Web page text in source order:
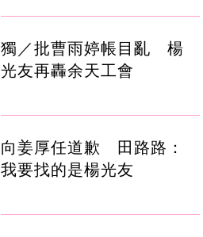
獨／批曹雨婷帳目亂 楊
光友再轟余天工會
向姜厚任道歉 田路路：
我要找的是楊光友